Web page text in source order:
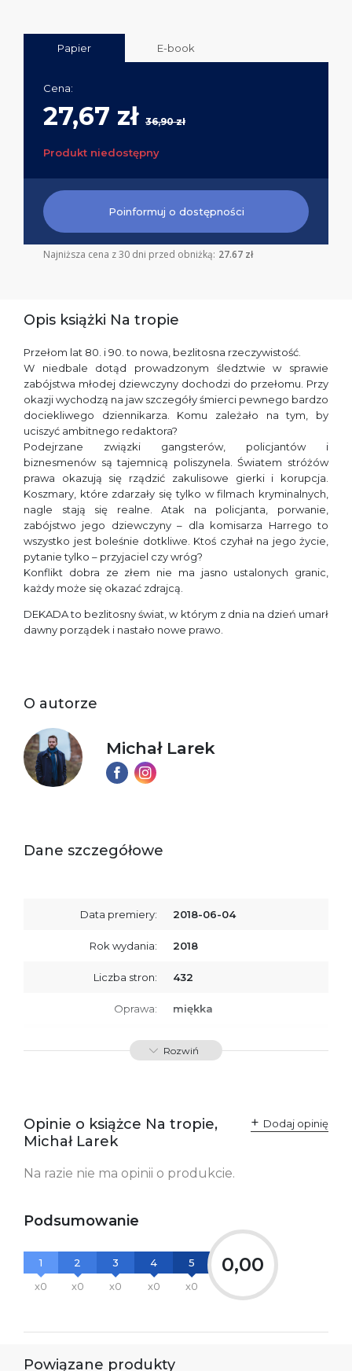
Papier E-book
Cena:
27,67 zł 36,90 zł
Produkt niedostępny
Poinformuj o dostępności
Najniższa cena z 30 dni przed obniżką: 27.67 zł
Opis książki Na tropie
Przełom lat 80. i 90. to nowa, bezlitosna rzeczywistość.
W niedbale dotąd prowadzonym śledztwie w sprawie
zabójstwa młodej dziewczyny dochodzi do przełomu. Przy
okazji wychodzą na jaw szczegóły śmierci pewnego bardzo
dociekliwego dziennikarza. Komu zależało na tym, by
uciszyć ambitnego redaktora?
Podejrzane związki gangsterów, policjantów i
biznesmenów są tajemnicą poliszynela. Światem stróżów
prawa okazują się rządzić zakulisowe gierki i korupcja.
Koszmary, które zdarzały się tylko w filmach kryminalnych,
nagle stają się realne. Atak na policjanta, porwanie,
zabójstwo jego dziewczyny – dla komisarza Harrego to
wszystko jest boleśnie dotkliwe. Ktoś czyhał na jego życie,
pytanie tylko – przyjaciel czy wróg?
Konflikt dobra ze złem nie ma jasno ustalonych granic,
każdy może się okazać zdrajcą.
DEKADA to bezlitosny świat, w którym z dnia na dzień umarł
dawny porządek i nastało nowe prawo.
O autorze
Michał Larek
Dane szczegółowe
Data premiery: 2018-06-04
Rok wydania: 2018
Liczba stron: 432
Oprawa: miękka
ISBN 9788379769360
odpowiedzialne za
zgodność produktu z
przepisami:
Sp. z o.o.
ul. Fredry 8
kontakt@wydajenamsie.pl
+48 61 623 38 38
informacje dotyczące
Rozwiń
Opinie o książce Na tropie,
Michał Larek
Dodaj opinię
Na razie nie ma opinii o produkcie.
Podsumowanie
1
x0
2
x0
3
x0
4
x0
5
x0
0,00
Powiązane produkty